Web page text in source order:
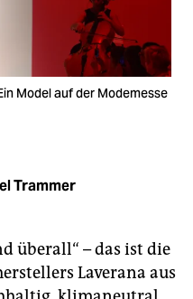
Model auf der Modemesse
Trammer
überall“ – das ist die
Laverana aus